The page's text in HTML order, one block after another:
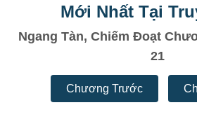
Mới Nhất Tại
Ngang Tàn, Chiếm Đoạt
21
Chương Trước